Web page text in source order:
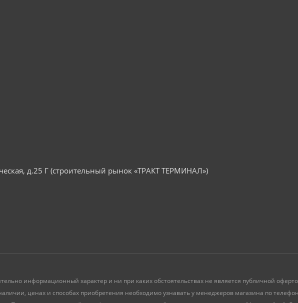
д.25 Г (строительный рынок «ТРАКТ ТЕРМИНАЛ»)
информационный характер и ни при каких обстоятельствах не является публичной
ценах и способах приобретения необходимо узнавать у менеджеров магазина по